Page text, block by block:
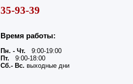
35-93-39
Время работы:
Пн. - Чт. 9:00-19:00
Пт. 9:00-18:00
Сб.- Вс. выходные дни